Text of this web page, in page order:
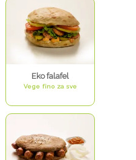
Eko falafel
Vege fino za sve